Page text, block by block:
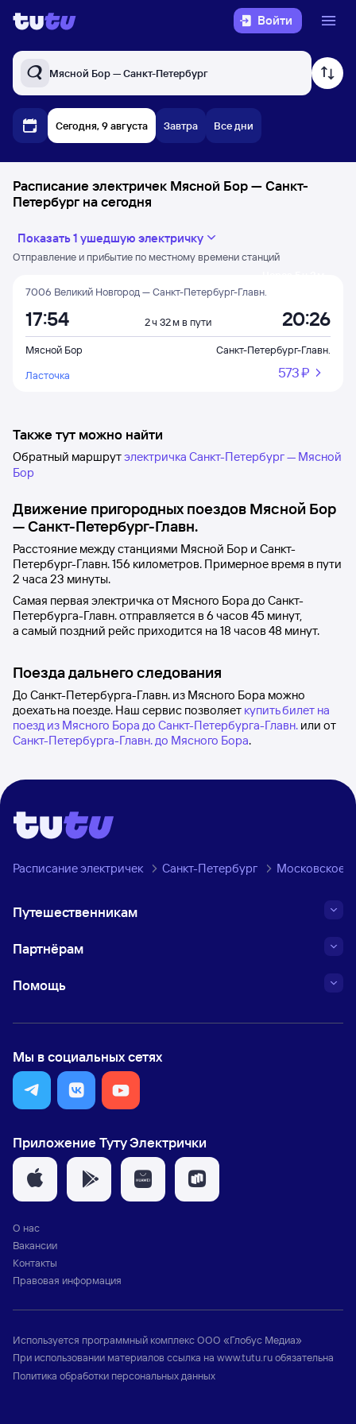
Войти
Мясной Бор — Санкт-Петербург
Сегодня, 9 августа Завтра Все дни
Расписание электричек Мясной Бор — Санкт-
Петербург на сегодня
Показать 1 ушедшую электричку
Отправление и прибытие по местному времени станций
7006 Великий Новгород — Санкт-Петербург-Главн.
17:54 2 ч 32 м в пути 20:26
Мясной Бор
Санкт-Петербург-Главн.
Ласточка
573 ⁠₽
Также тут можно найти
Обратный маршрутэлектричка Санкт-Петербург — Мясной
Бор
Движение пригородных поездов Мясной Бор
—Санкт-Петербург-Главн.
Расстояние между станциями Мясной Бор и Санкт-
Петербург-Главн.156 километров. Примерное время в пути
2 часа 23 минуты.
Самая первая электричка от Мясного Бора до Санкт-
Петербурга-Главн.отправляется в 6 часов 45 минут,
а самый поздний рейс приходится на 18 часов 48 минут.
Поезда дальнего следования
До Санкт-Петербурга-Главн. из Мясного Бора можно
доехать на поезде. Наш сервис позволяет купить билет на
поезд из Мясного Бора до Санкт-Петербурга-Главн. или от
Санкт-Петербурга-Главн. до Мясного Бора.
Расписание электричек Санкт-Петербург Московское
Путешественникам
Партнёрам
Помощь
Мы в социальных сетях
Приложение Туту Электрички
О нас
Вакансии
Контакты
Правовая информация
Используется программный комплексООО «Глобус Медиа»
При использовании материалов ссылка на www.tutu.ruобязательна
Политика обработки персональных данных